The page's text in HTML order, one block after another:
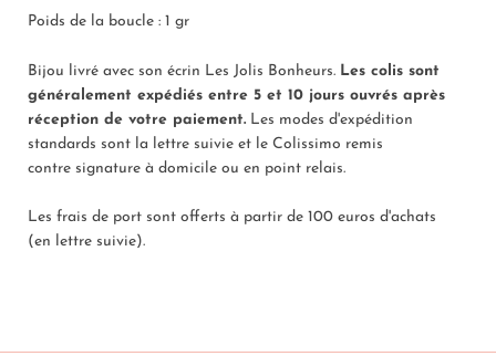
Poids de la boucle : 1 gr
Bijou livré avec son écrin Les Jolis Bonheurs. Les colis sont
généralement expédiés entre 5 et 10 jours ouvrés après
réception de votre paiement. Les modes d'expédition
standards sont la lettre suivie et le Colissimo remis
contre signature à domicile ou en point relais.
Les frais de port sont offerts à partir de 100 euros d'achats
(en lettre suivie).